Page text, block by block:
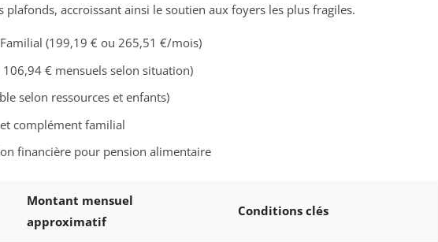
plafonds, accroissant ainsi le soutien aux foyers les plus fragiles.
(199,19 € ou 265,51 €/mois)
106,94 € mensuels selon situation)
selon ressources et enfants)
complément familial
financière pour pension alimentaire
Montant mensuel
approximatif
Conditions clés